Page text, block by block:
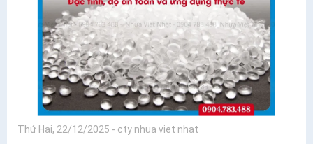
Thứ Hai, 22/12/2025 - cty nhua viet nhat